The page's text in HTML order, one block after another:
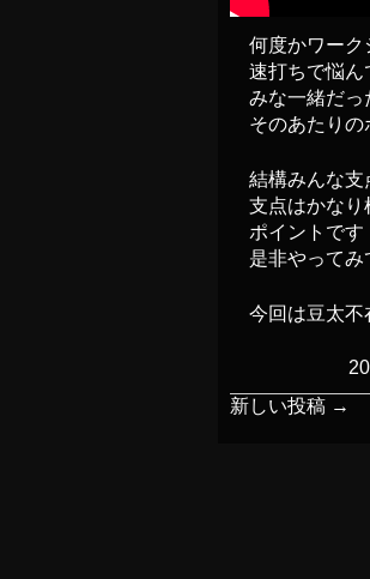
何度かワーク
速打ちで悩ん
みな一緒だっ
そのあたりの
結構みんな支
支点はかなり
ポイントです
是非やってみ
今回は豆太不
新しい投稿 →